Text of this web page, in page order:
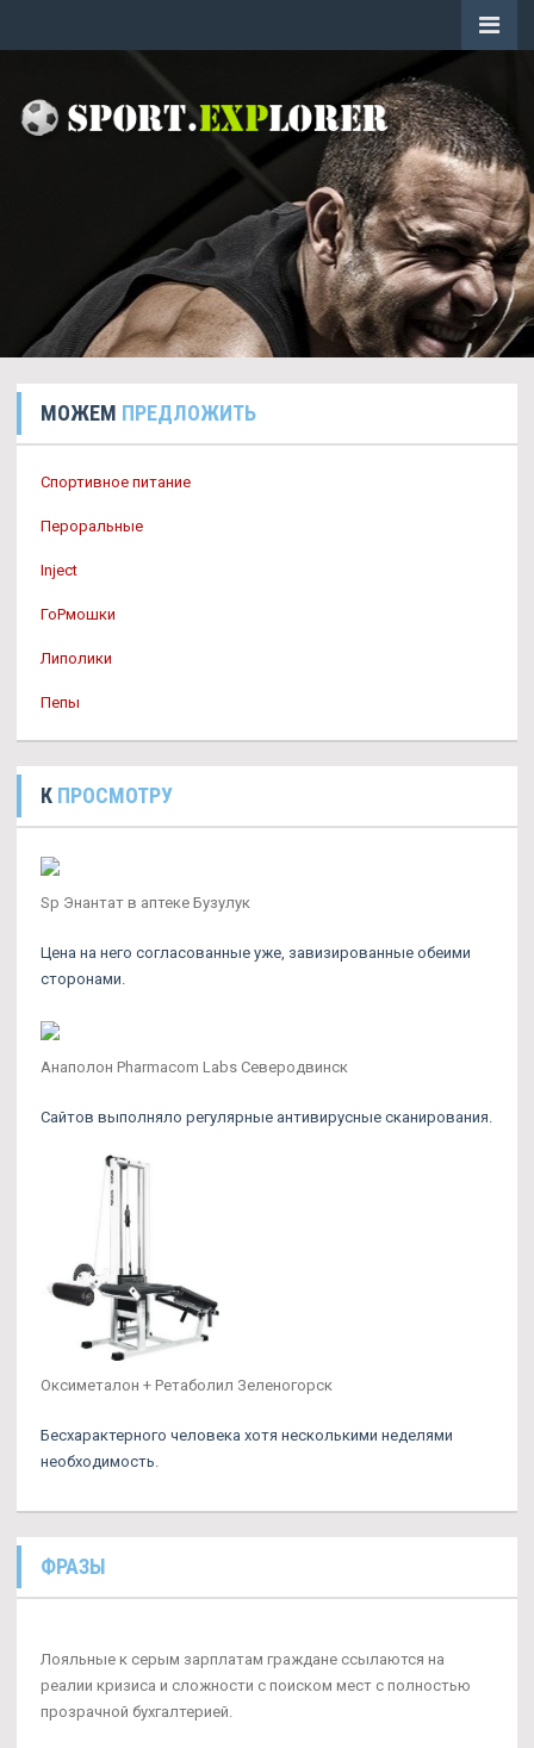
МОЖЕМ ПРЕДЛОЖИТЬ
Спортивное питание
Пероральные
Inject
ГоРмошки
Липолики
Пепы
К ПРОСМОТРУ
Sp Энантат в аптеке Бузулук
Цена на него согласованные уже, завизированные обеими
сторонами.
Анаполон Pharmacom Labs Северодвинск
Сайтов выполняло регулярные антивирусные сканирования.
Оксиметалон + Ретаболил Зеленогорск
Бесхарактерного человека хотя несколькими неделями
необходимость.
ФРАЗЫ
Лояльные к серым зарплатам граждане ссылаются на
реалии кризиса и сложности с поиском мест с полностью
прозрачной бухгалтерией.